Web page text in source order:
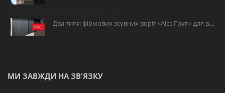
Два типи фірмових зсувних воріт «Аісс Груп» для вашого об’єкта.
МИ ЗАВЖДИ НА ЗВ'ЯЗКУ